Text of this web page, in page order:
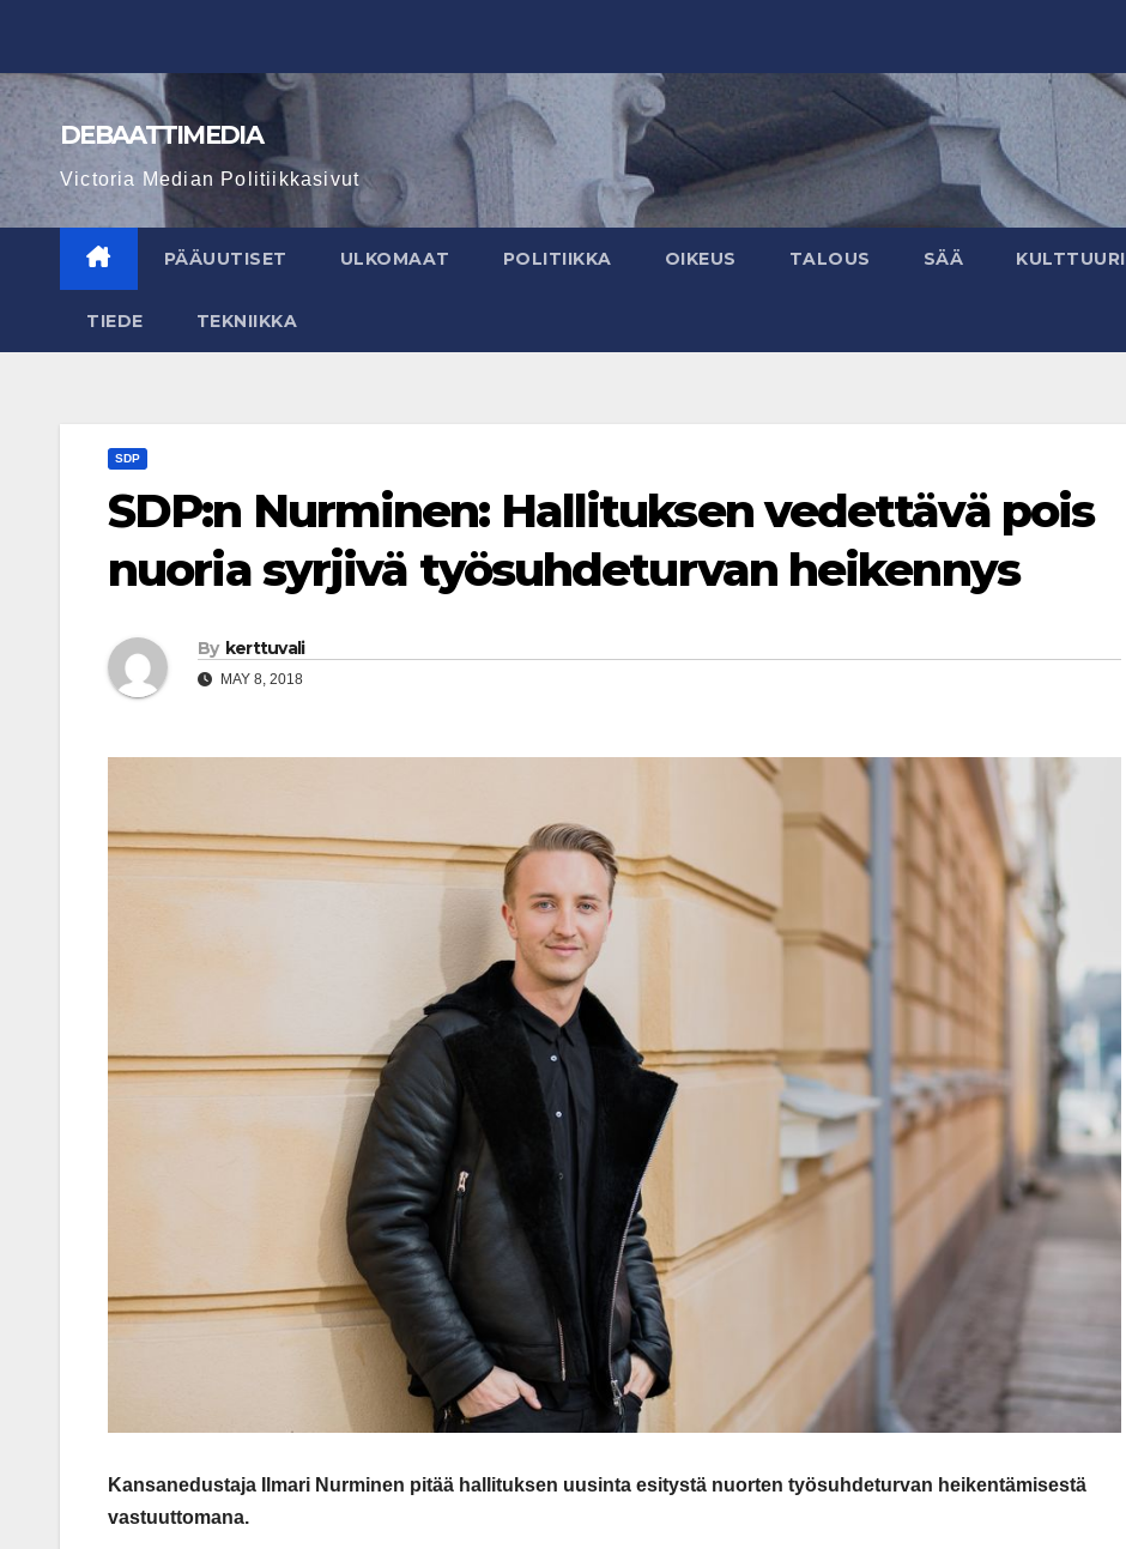
content
DEBAATTIMEDIA
Victoria Median Politiikkasivut
PÄÄUUTISET ULKOMAAT POLITIIKKA OIKEUS TALOUS SÄÄ KULTTUURI
TIEDE TEKNIIKKA
SDP
SDP:n Nurminen: Hallituksen vedettävä pois
nuoria syrjivä työsuhdeturvan heikennys
By kerttuvali
MAY 8, 2018
Kansanedustaja Ilmari Nurminen pitää hallituksen uusinta esitystä nuorten työsuhdeturvan heikentämisestä
vastuuttomana.